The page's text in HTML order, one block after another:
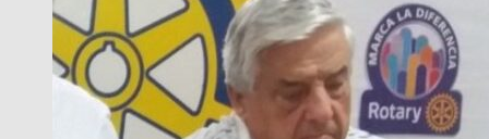
PERIODISTA
GERARDO
VARALDO